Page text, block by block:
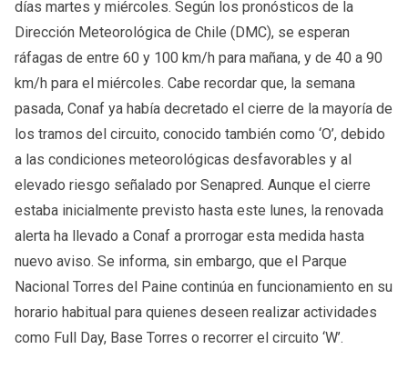
días martes y miércoles. Según los pronósticos de la
Dirección Meteorológica de Chile (DMC), se esperan
ráfagas de entre 60 y 100 km/h para mañana, y de 40 a 90
km/h para el miércoles. Cabe recordar que, la semana
pasada, Conaf ya había decretado el cierre de la mayoría de
los tramos del circuito, conocido también como ‘O’, debido
a las condiciones meteorológicas desfavorables y al
elevado riesgo señalado por Senapred. Aunque el cierre
estaba inicialmente previsto hasta este lunes, la renovada
alerta ha llevado a Conaf a prorrogar esta medida hasta
nuevo aviso. Se informa, sin embargo, que el Parque
Nacional Torres del Paine continúa en funcionamiento en su
horario habitual para quienes deseen realizar actividades
como Full Day, Base Torres o recorrer el circuito ‘W’.